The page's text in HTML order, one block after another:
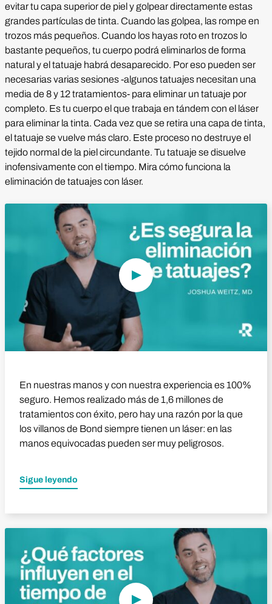
evitar tu capa superior de piel y golpear directamente estas
grandes partículas de tinta. Cuando las golpea, las rompe en
trozos más pequeños. Cuando los hayas roto en trozos lo
bastante pequeños, tu cuerpo podrá eliminarlos de forma
natural y el tatuaje habrá desaparecido. Por eso pueden ser
necesarias varias sesiones -algunos tatuajes necesitan una
media de 8 y 12 tratamientos- para eliminar un tatuaje por
completo. Es tu cuerpo el que trabaja en tándem con el láser
para eliminar la tinta. Cada vez que se retira una capa de tinta,
el tatuaje se vuelve más claro. Este proceso no destruye el
tejido normal de la piel circundante. Tu tatuaje se disuelve
inofensivamente con el tiempo. Mira cómo funciona la
eliminación de tatuajes con láser.
En nuestras manos y con nuestra experiencia es 100%
seguro. Hemos realizado más de 1,6 millones de
tratamientos con éxito, pero hay una razón por la que
los villanos de Bond siempre tienen un láser: en las
manos equivocadas pueden ser muy peligrosos.
Sigue leyendo
Reproducir vídeo